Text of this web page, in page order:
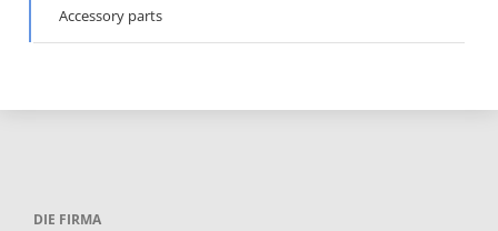
Accessory parts
DIE FIRMA